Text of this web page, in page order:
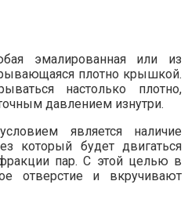
эмалированная или из
плотно крышкой.
настолько плотно,
давлением изнутри.
является наличие
который будет двигаться
пар. С этой целью в
отверстие и вкручивают